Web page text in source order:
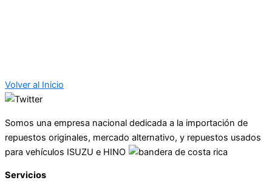
Volver al Inicio
Somos una empresa nacional dedicada a la importación de
repuestos originales, mercado alternativo, y repuestos usados
para vehículos ISUZU e HINO
Servicios